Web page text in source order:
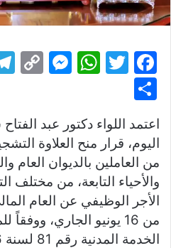
F
e
b
o
o
k
T
er
W
s
A
p
p
M
s
e
n
g
er
C
y
Li
n
k
h
ar
e
اعتمد اللواء دكتور عبد
من العاملين بالديوان العام